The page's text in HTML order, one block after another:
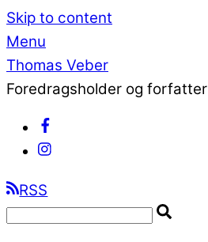
Skip to content
Menu
Thomas Veber
Foredragsholder og forfatter
RSS